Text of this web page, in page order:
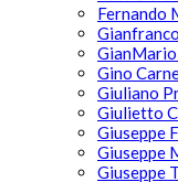
Fernando
Gino
Giuliano
Giulietto
Giuseppe
Giuseppe
Giuseppe